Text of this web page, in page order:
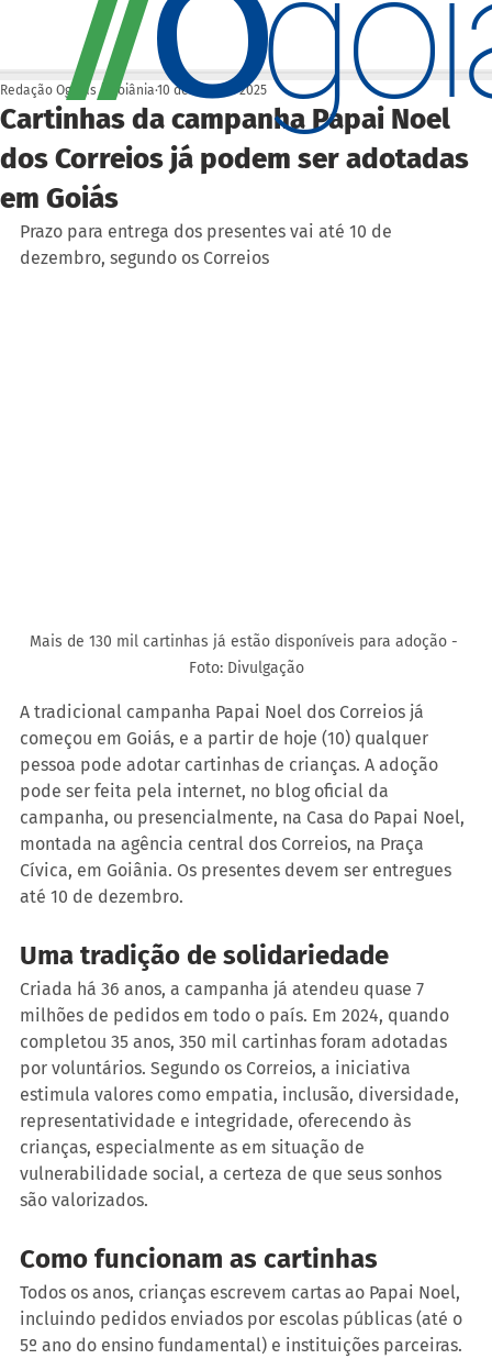
Cartinhas da campanha Papai Noel
dos Correios já podem ser adotadas
em Goiás
Redação Ogoiás | Goiânia 10 de nov. de 2025
Prazo para entrega dos presentes vai até 10 de
dezembro, segundo os Correios
Mais de 130 mil cartinhas já estão disponíveis para adoção -
Foto: Divulgação
A tradicional campanha Papai Noel dos Correios já
começou em Goiás, e a partir de hoje (10) qualquer
pessoa pode adotar cartinhas de crianças. A adoção
pode ser feita pela internet, no blog oficial da
campanha, ou presencialmente, na Casa do Papai Noel,
montada na agência central dos Correios, na Praça
Cívica, em Goiânia. Os presentes devem ser entregues
até 10 de dezembro.
Uma tradição de solidariedade
Criada há 36 anos, a campanha já atendeu quase 7
milhões de pedidos em todo o país. Em 2024, quando
completou 35 anos, 350 mil cartinhas foram adotadas
por voluntários. Segundo os Correios, a iniciativa
estimula valores como empatia, inclusão, diversidade,
representatividade e integridade, oferecendo às
crianças, especialmente as em situação de
vulnerabilidade social, a certeza de que seus sonhos
são valorizados.
Como funcionam as cartinhas
Todos os anos, crianças escrevem cartas ao Papai Noel,
incluindo pedidos enviados por escolas públicas (até o
5º ano do ensino fundamental) e instituições parceiras.